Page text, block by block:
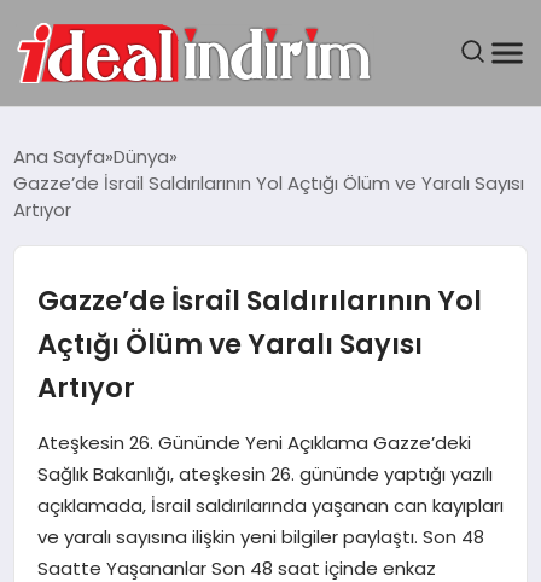
BILGISAYAR
TEKNOLOJI
YAŞAM
Ana Sayfa Dünya
Gazze’de İsrail Saldırılarının Yol Açtığı Ölüm ve Yaralı Sayısı
Artıyor
Gazze’de İsrail Saldırılarının Yol
Açtığı Ölüm ve Yaralı Sayısı
Artıyor
Ateşkesin 26. Gününde Yeni Açıklama Gazze’deki
Sağlık Bakanlığı, ateşkesin 26. gününde yaptığı yazılı
açıklamada, İsrail saldırılarında yaşanan can kayıpları
ve yaralı sayısına ilişkin yeni bilgiler paylaştı. Son 48
Saatte Yaşananlar Son 48 saat içinde enkaz